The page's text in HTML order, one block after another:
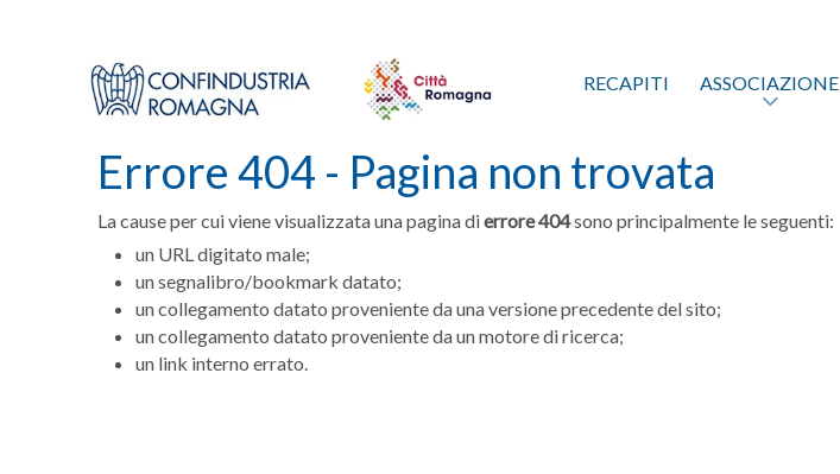
RECAPITI ASSOCIAZIONE
Errore 404 - Pagina non trovata
La cause per cui viene visualizzata una pagina dierrore 404sono principalmente le seguenti:
un URL digitato male;
un segnalibro/bookmark datato;
un collegamento datato proveniente da una versione precedente del sito;
un collegamento datato proveniente da un motore di ricerca;
un link interno errato.